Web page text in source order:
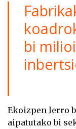
bi
Ekoizpen lerro
aipatutako bi